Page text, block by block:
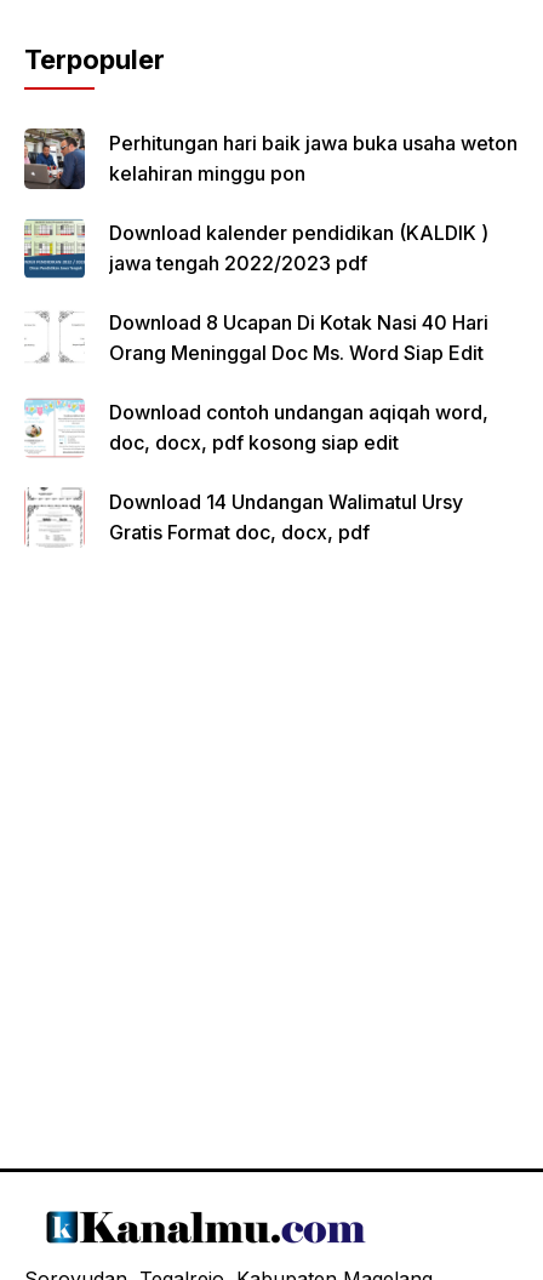
Terpopuler
Perhitungan hari baik jawa buka usaha weton
kelahiran minggu pon
Download kalender pendidikan (KALDIK )
jawa tengah 2022/2023 pdf
Download 8 Ucapan Di Kotak Nasi 40 Hari
Orang Meninggal Doc Ms. Word Siap Edit
Download contoh undangan aqiqah word,
doc, docx, pdf kosong siap edit
Download 14 Undangan Walimatul Ursy
Gratis Format doc, docx, pdf